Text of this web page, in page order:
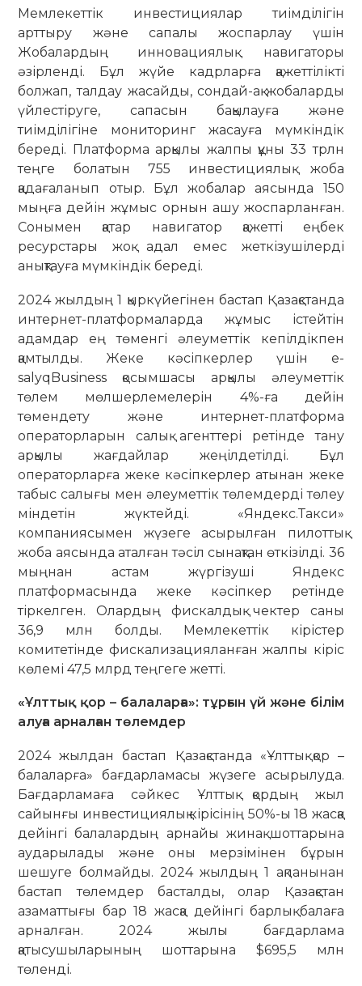
Мемлекеттік инвестициялар тиімділігін
арттыру және сапалы жоспарлау үшін
Жобалардың инновациялық навигаторы
әзірленді. Бұл жүйе кадрларға қажеттілікті
болжап, талдау жасайды, сондай-ақ жобаларды
үйлестіруге, сапасын бақылауға және
тиімділігіне мониторинг жасауға мүмкіндік
береді. Платформа арқылы жалпы құны 33 трлн
теңге болатын 755 инвестициялық жоба
қадағаланып отыр. Бұл жобалар аясында 150
мыңға дейін жұмыс орнын ашу жоспарланған.
Сонымен қатар навигатор қажетті еңбек
ресурстары жоқ адал емес жеткізушілерді
анықтауға мүмкіндік береді.
2024 жылдың 1 қыркүйегінен бастап Қазақстанда
интернет-платформаларда жұмыс істейтін
адамдар ең төменгі әлеуметтік кепілдікпен
қамтылды. Жеке кәсіпкерлер үшін e-
salyqBusiness қосымшасы арқылы әлеуметтік
төлем мөлшерлемелерін 4%-ға дейін
төмендету және интернет-платформа
операторларын салық агенттері ретінде тану
арқылы жағдайлар жеңілдетілді. Бұл
операторларға жеке кәсіпкерлер атынан жеке
табыс салығы мен әлеуметтік төлемдерді төлеу
міндетін жүктейді. «Яндекс.Такси»
компаниясымен жүзеге асырылған пилоттық
жоба аясында аталған тәсіл сынақтан өткізілді. 36
мыңнан астам жүргізуші Яндекс
платформасында жеке кәсіпкер ретінде
тіркелген. Олардың фискалдық чектер саны
36,9 млн болды. Мемлекеттік кірістер
комитетінде фискализацияланған жалпы кіріс
көлемі 47,5 млрд теңгеге жетті.
«Ұлттық қор – балаларға»: тұрғын үй және білім
алуға арналған төлемдер
2024 жылдан бастап Қазақстанда «Ұлттық қор –
балаларға» бағдарламасы жүзеге асырылуда.
Бағдарламаға сәйкес Ұлттық қордың жыл
сайынғы инвестициялық кірісінің 50%-ы 18 жасқа
дейінгі балалардың арнайы жинақ шоттарына
аударылады және оны мерзімінен бұрын
шешуге болмайды. 2024 жылдың 1 ақпанынан
бастап төлемдер басталды, олар Қазақстан
азаматтығы бар 18 жасқа дейінгі барлық балаға
арналған. 2024 жылы бағдарлама
қатысушыларының шоттарына $695,5 млн
төленді.